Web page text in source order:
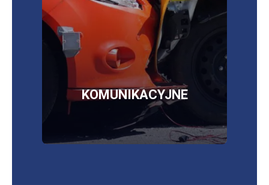
KOMUNIKACYJNE
SKLEP